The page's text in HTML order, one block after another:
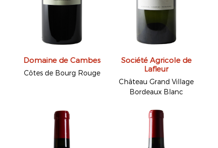
Domaine de Cambes
Côtes de Bourg Rouge
Société Agricole de
Lafleur
Château Grand Village
Bordeaux Blanc